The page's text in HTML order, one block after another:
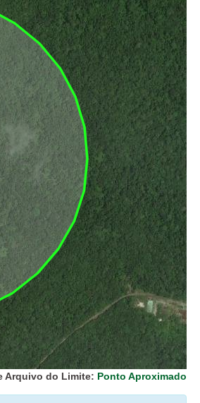
Arquivo do Limite: Ponto Aproximado